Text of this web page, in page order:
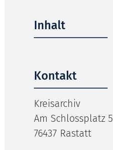
Inhalt
Kontakt
Kreisarchiv
Am Schlossplatz 5
76437 Rastatt